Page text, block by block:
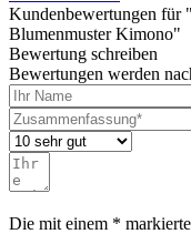
Kundenbewertungen für
Blumenmuster Kimono"
Bewertung schreiben
Bewertungen werden
Die mit einem *